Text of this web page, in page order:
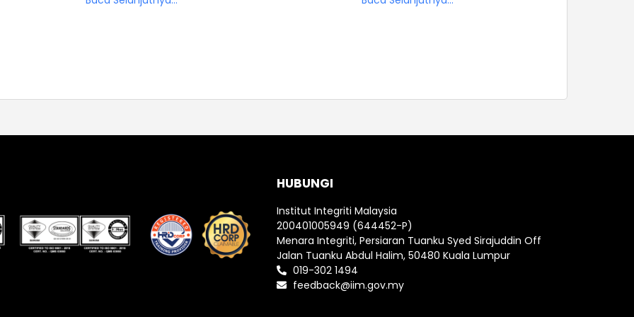
HUBUNGI
Institut Integriti Malaysia
200401005949 (644452-P)
Menara Integriti, Persiaran Tuanku Syed Sirajuddin Off
Jalan Tuanku Abdul Halim, 50480 Kuala Lumpur
019-302 1494
feedback@iim.gov.my